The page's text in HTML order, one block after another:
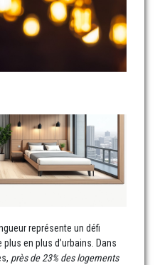
représente un défi
en plus d’urbains. Dans
près de 23% des logements